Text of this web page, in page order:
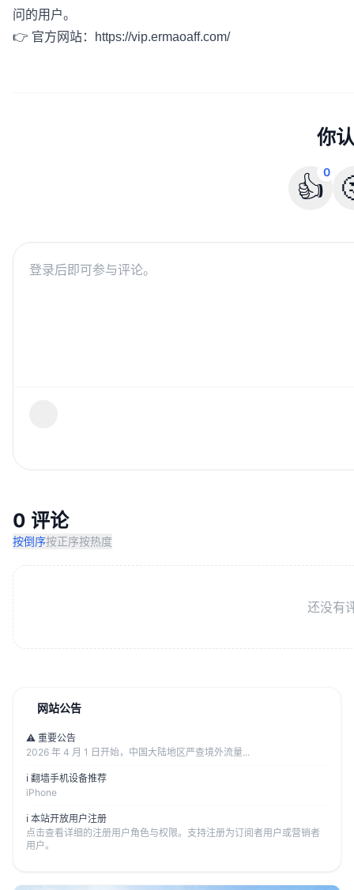
问的用户。
👉 官方网站：
https://vip.ermaoaff.com/
你
👍0
0 评论
按倒序按正序按热度
还没有
网站公告
⚠️ 重要公告
2026 年 4 月 1 日开始，中国大陆地区严查境外流量...
ℹ️ 翻墙手机设备推荐
iPhone
ℹ️ 本站开放用户注册
点击查看详细的注册用户角色与权限。支持注册为订阅者用户或营销者
用户。